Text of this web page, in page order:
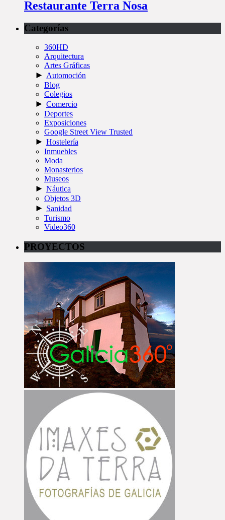
Restaurante Terra Nosa
Categorías
360HD
Arquitectura
Artes Gráficas
► Automoción
Blog
Colegios
► Comercio
Deportes
Exposiciones
Google Street View Trusted
► Hostelería
Inmuebles
Moda
Monasterios
Museos
► Náutica
Objetos 3D
► Sanidad
Turismo
Video360
PROYECTOS